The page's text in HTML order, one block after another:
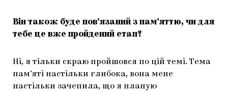
Він також буде пов’язаний з пам’яттю, чи для
тебе це вже пройдений етап?
Ні, я тільки скраю пройшовся по цій темі. Тема
пам’яті настільки глибока, вона мене
настільки зачепила, що я планую